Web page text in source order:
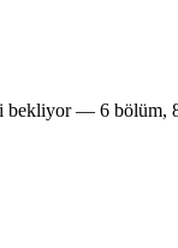
— 6 bölüm,